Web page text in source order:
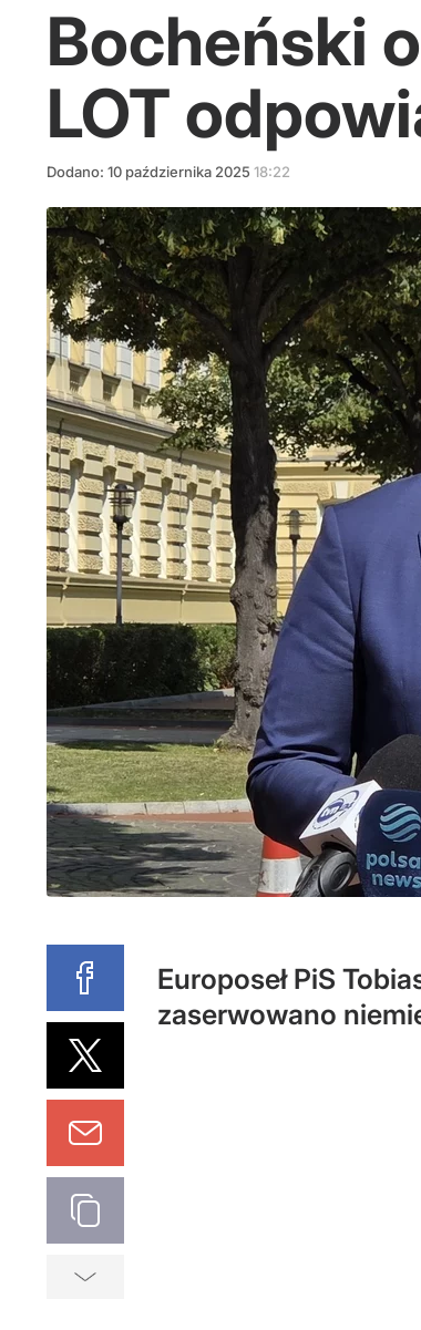
Bocheński
LOT
Dodano: 10 października 2025 18:22
Europoseł PiS
zaserwowano